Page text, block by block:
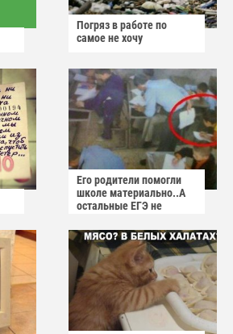
Погряз в работе по
самое не хочу
Его родители помогли
школе материально..А
остальные ЕГЭ не